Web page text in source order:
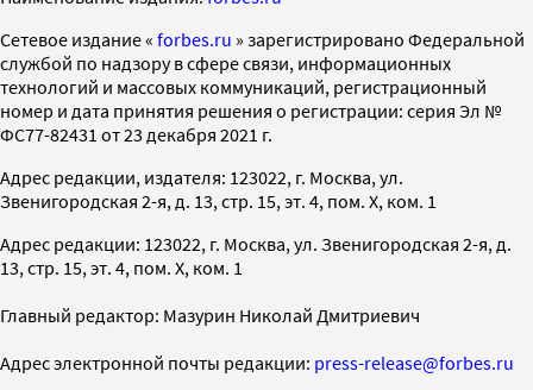
Cетевое издание « forbes.ru » зарегистрировано Федеральной
службой по надзору в сфере связи, информационных
технологий и массовых коммуникаций, регистрационный
номер и дата принятия решения о регистрации: серия Эл №
ФС77-82431 от 23 декабря 2021 г.
Адрес редакции, издателя: 123022, г. Москва, ул.
Звенигородская 2-я, д. 13, стр. 15, эт. 4, пом. X, ком. 1
Адрес редакции: 123022, г. Москва, ул. Звенигородская 2-я, д.
13, стр. 15, эт. 4, пом. X, ком. 1
Главный редактор: Мазурин Николай Дмитриевич
Адрес электронной почты редакции: press-release@forbes.ru